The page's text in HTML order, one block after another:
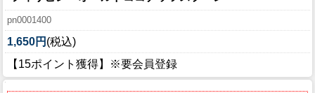
pn0001400
1,650円 (税込)
【15ポイント獲得】※要会員登録